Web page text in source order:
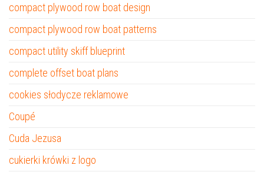
compact plywood row boat design
compact plywood row boat patterns
compact utility skiff blueprint
complete offset boat plans
cookies słodycze reklamowe
Coupé
Cuda Jezusa
cukierki krówki z logo